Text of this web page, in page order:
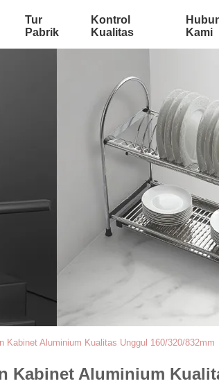
Tur
Pabrik
Kontrol
Kualitas
Kami
Kabinet Aluminium Kualitas Unggul 160/320/832mm
Kabinet Aluminium